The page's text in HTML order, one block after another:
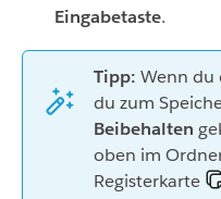
Eingabetaste.
Tipp: Wenn du
du zum
Beibehalten
oben im
Registerkarte